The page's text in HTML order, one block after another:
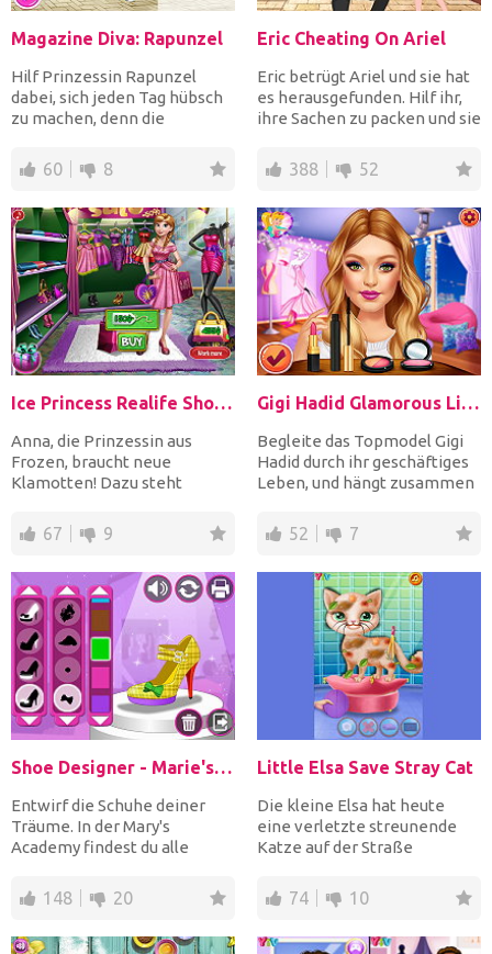
Magazine Diva: Rapunzel
Hilf Prinzessin Rapunzel
dabei, sich jeden Tag hübsch
zu machen, denn die
60 8
Eric Cheating On Ariel
Eric betrügt Ariel und sie hat
es herausgefunden. Hilf ihr,
ihre Sachen zu packen und sie
388 52
Ice Princess Realife Shopping
Anna, die Prinzessin aus
Frozen, braucht neue
Klamotten! Dazu steht
a...
67 9
Gigi Hadid Glamorous Lifestyle
Begleite das Topmodel Gigi
Hadid durch ihr geschäftiges
Leben, und hängt zusammen
52 7
Shoe Designer - Marie's Girl Games
Entwirf die Schuhe deiner
Träume. In der Mary's
Academy findest du alle
148 20
Little Elsa Save Stray Cat
Die kleine Elsa hat heute
eine verletzte streunende
Katze auf der Straße
74 10